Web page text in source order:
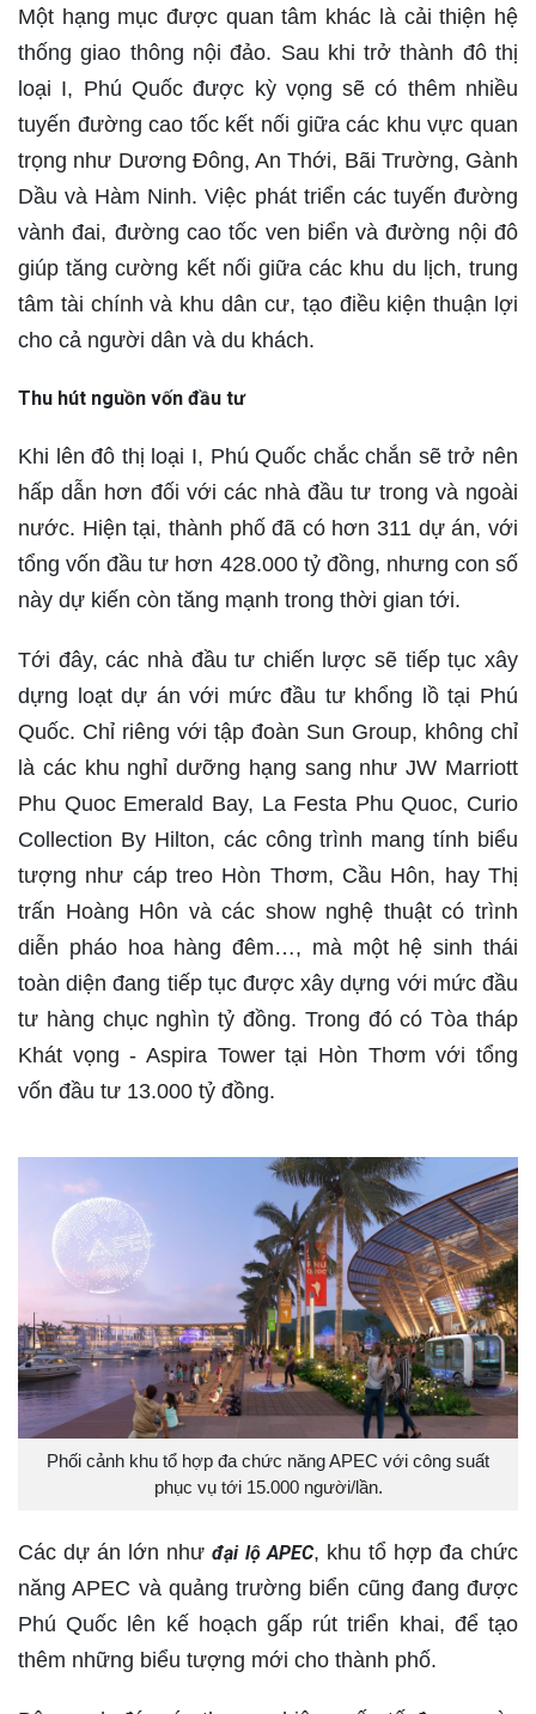
Một hạng mục được quan tâm khác là cải thiện hệ
thống giao thông nội đảo. Sau khi trở thành đô thị
loại I, Phú Quốc được kỳ vọng sẽ có thêm nhiều
tuyến đường cao tốc kết nối giữa các khu vực quan
trọng như Dương Đông, An Thới, Bãi Trường, Gành
Dầu và Hàm Ninh. Việc phát triển các tuyến đường
vành đai, đường cao tốc ven biển và đường nội đô
giúp tăng cường kết nối giữa các khu du lịch, trung
tâm tài chính và khu dân cư, tạo điều kiện thuận lợi
cho cả người dân và du khách.
Thu hút nguồn vốn đầu tư
Khi lên đô thị loại I, Phú Quốc chắc chắn sẽ trở nên
hấp dẫn hơn đối với các nhà đầu tư trong và ngoài
nước. Hiện tại, thành phố đã có hơn 311 dự án, với
tổng vốn đầu tư hơn 428.000 tỷ đồng, nhưng con số
này dự kiến còn tăng mạnh trong thời gian tới.
Tới đây, các nhà đầu tư chiến lược sẽ tiếp tục xây
dựng loạt dự án với mức đầu tư khổng lồ tại Phú
Quốc. Chỉ riêng với tập đoàn Sun Group, không chỉ
là các khu nghỉ dưỡng hạng sang như JW Marriott
Phu Quoc Emerald Bay, La Festa Phu Quoc, Curio
Collection By Hilton, các công trình mang tính biểu
tượng như cáp treo Hòn Thơm, Cầu Hôn, hay Thị
trấn Hoàng Hôn và các show nghệ thuật có trình
diễn pháo hoa hàng đêm…, mà một hệ sinh thái
toàn diện đang tiếp tục được xây dựng với mức đầu
tư hàng chục nghìn tỷ đồng. Trong đó có Tòa tháp
Khát vọng - Aspira Tower tại Hòn Thơm với tổng
vốn đầu tư 13.000 tỷ đồng.
Phối cảnh khu tổ hợp đa chức năng APEC với công suất
phục vụ tới 15.000 người/lần.
Các dự án lớn nhưđại lộ APEC, khu tổ hợp đa chức
năng APEC và quảng trường biển cũng đang được
Phú Quốc lên kế hoạch gấp rút triển khai, để tạo
thêm những biểu tượng mới cho thành phố.